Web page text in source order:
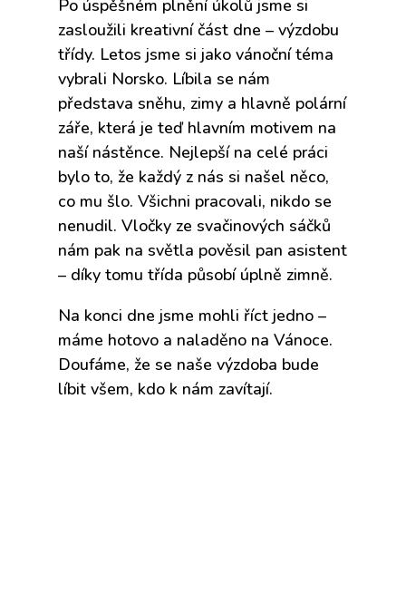
Po úspěšném plnění úkolů jsme si
zasloužili kreativní část dne – výzdobu
třídy. Letos jsme si jako vánoční téma
vybrali Norsko. Líbila se nám
představa sněhu, zimy a hlavně polární
záře, která je teď hlavním motivem na
naší nástěnce. Nejlepší na celé práci
bylo to, že každý z nás si našel něco,
co mu šlo. Všichni pracovali, nikdo se
nenudil. Vločky ze svačinových sáčků
nám pak na světla pověsil pan asistent
– díky tomu třída působí úplně zimně.
Na konci dne jsme mohli říct jedno –
máme hotovo a naladěno na Vánoce.
Doufáme, že se naše výzdoba bude
líbit všem, kdo k nám zavítají.